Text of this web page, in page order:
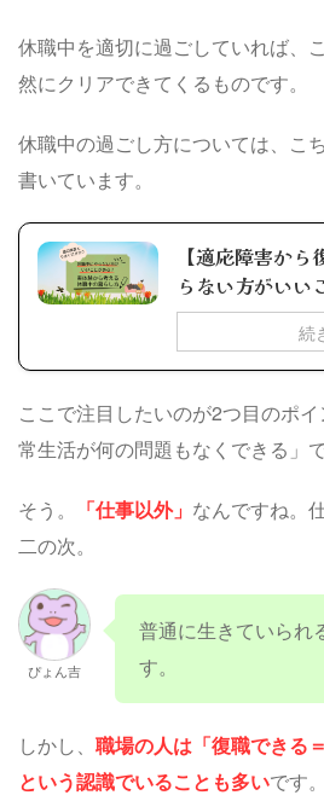
休職中を適切に過ごしていれば、
然にクリアできてくるものです。
休職中の過ごし方については、こ
書いています。
【適応障害か
らない方がいい
続
ここで注目したいのが2つ目のポ
常生活が何の問題もなくできる」で
そう。 「仕事以外」 なんですね。
二の次。
ぴょん吉
普通に生きていられ
す。
しかし、 職場の人は「復職できる
という認識でいることも多いです